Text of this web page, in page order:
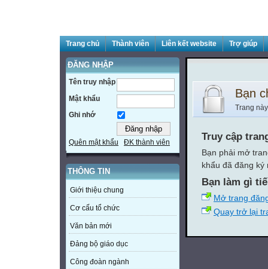
Trang chủ Thành viên Liên kết website Trợ giúp
ĐĂNG NHẬP
Tên truy nhập
Mật khẩu
Ghi nhớ
Quên mật khẩu ĐK thành viên
THÔNG TIN
Giới thiệu chung
Cơ cấu tổ chức
Văn bản mới
Đảng bộ giáo dục
Công đoàn ngành
Bạn
Trang
Truy cập
Bạn phải mở
khẩu đã đăng
Bạn làm gì
Mở trang
Quay trở lại